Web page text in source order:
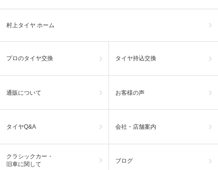
村上タイヤ ホーム
プロのタイヤ交換 タイヤ持込交換
通販について お客様の声
タイヤQ&A 会社・店舗案内
クラシックカー・
旧車に関して
ブログ